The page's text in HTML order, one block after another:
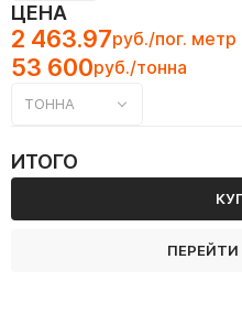
ЦЕНА
2 463.97руб./пог. метр
53 600руб./тонна
ТОННА
ИТОГО
ПЕРЕЙТИ